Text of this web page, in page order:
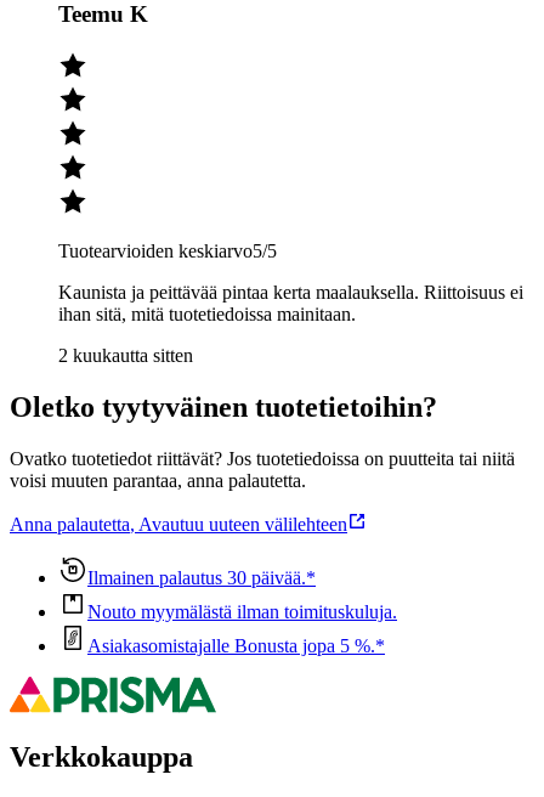
Teemu K
Tuotearvioiden keskiarvo5/5
Kaunista ja peittävää pintaa kerta maalauksella. Riittoisuus ei
ihan sitä, mitä tuotetiedoissa mainitaan.
2 kuukautta sitten
Oletko tyytyväinen tuotetietoihin?
Ovatko tuotetiedot riittävät? Jos tuotetiedoissa on puutteita tai niitä
voisi muuten parantaa, anna palautetta.
Anna palautetta, Avautuu uuteen välilehteen
Ilmainen palautus 30 päivää.*
Nouto myymälästä ilman toimituskuluja.
Asiakasomistajalle Bonusta jopa 5 %.*
Verkkokauppa